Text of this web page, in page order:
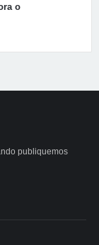
o
publiquemos